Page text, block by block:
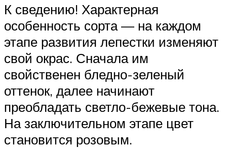
К сведению! Характерная
особенность сорта — на каждом
этапе развития лепестки изменяют
свой окрас. Сначала им
свойственен бледно-зеленый
оттенок, далее начинают
преобладать светло-бежевые тона.
На заключительном этапе цвет
становится розовым.